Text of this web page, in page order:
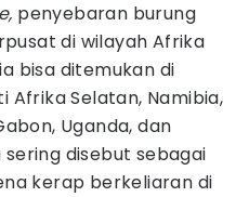
penyebaran burung
di wilayah Afrika
bisa ditemukan di
Selatan, Namibia,
Uganda, dan
sering disebut sebagai
kerap berkeliaran di